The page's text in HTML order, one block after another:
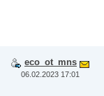
eco_ot_mns
06.02.2023 17:01